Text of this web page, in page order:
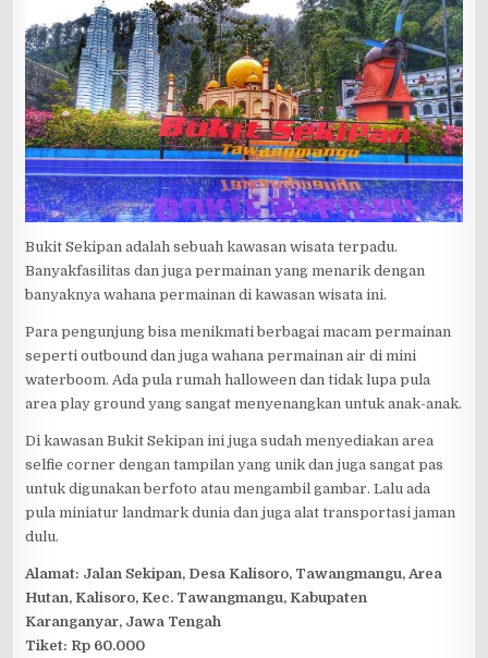
Bukit Sekipan adalah sebuah kawasan wisata terpadu.
Banyakfasilitas dan juga permainan yang menarik dengan
banyaknya wahana permainan di kawasan wisata ini.
Para pengunjung bisa menikmati berbagai macam permainan
seperti outbound dan juga wahana permainan air di mini
waterboom. Ada pula rumah halloween dan tidak lupa pula
area play ground yang sangat menyenangkan untuk anak-anak.
Di kawasan Bukit Sekipan ini juga sudah menyediakan area
selfie corner dengan tampilan yang unik dan juga sangat pas
untuk digunakan berfoto atau mengambil gambar. Lalu ada
pula miniatur landmark dunia dan juga alat transportasi jaman
dulu.
Alamat: Jalan Sekipan, Desa Kalisoro, Tawangmangu, Area
Hutan, Kalisoro, Kec. Tawangmangu, Kabupaten
Karanganyar, Jawa Tengah
Tiket: Rp 60.000